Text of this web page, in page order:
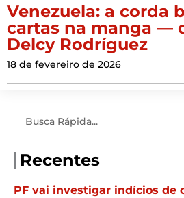
Venezuela: a corda
cartas na manga —
Delcy Rodríguez
18 de fevereiro de 2026
Recentes
PF vai investigar indícios de